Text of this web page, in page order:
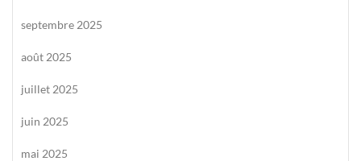
septembre 2025
août 2025
juillet 2025
juin 2025
mai 2025